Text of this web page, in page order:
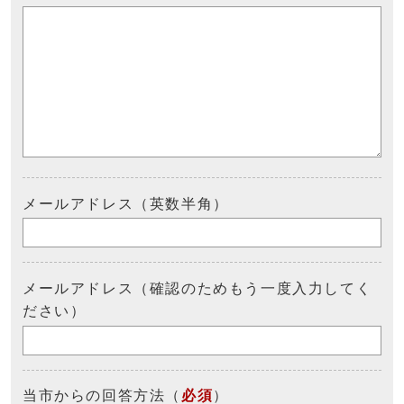
メールアドレス（英数半角）
メールアドレス（確認のためもう一度入力してく
ださい）
当市からの回答方法 （ 必須）